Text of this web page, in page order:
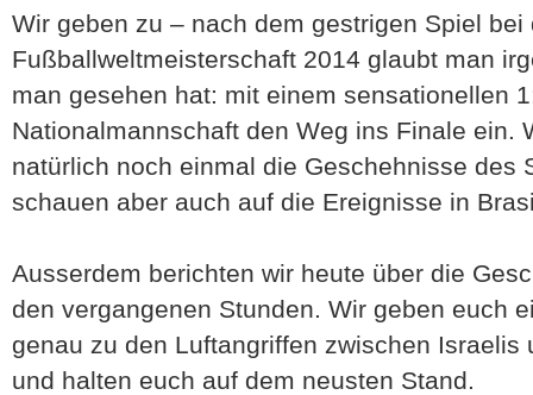
Wir geben zu – nach dem gestrigen Spiel bei
Fußballweltmeisterschaft 2014 glaubt man
man gesehen hat: mit einem sensationellen
Nationalmannschaft den Weg ins Finale ein.
natürlich noch einmal die Geschehnisse des
schauen aber auch auf die Ereignisse in
Ausserdem berichten wir heute über die
den vergangenen Stunden. Wir geben euch
genau zu den Luftangriffen zwischen Israelis
und halten euch auf dem neusten Stand.